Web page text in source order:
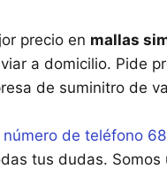
precio en mallas
a domicilio. Pide
de suminitro de
de teléfono
tus dudas. Somos